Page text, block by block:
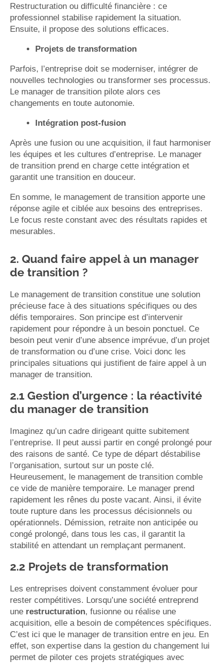
Restructuration ou difficulté financière : ce
professionnel stabilise rapidement la situation.
Ensuite, il propose des solutions efficaces.
Projets de transformation
Parfois, l’entreprise doit se moderniser, intégrer de
nouvelles technologies ou transformer ses processus.
Le manager de transition pilote alors ces
changements en toute autonomie.
Intégration post-fusion
Après une fusion ou une acquisition, il faut harmoniser
les équipes et les cultures d’entreprise. Le manager
de transition prend en charge cette intégration et
garantit une transition en douceur.
En somme, le management de transition apporte une
réponse agile et ciblée aux besoins des entreprises.
Le focus reste constant avec des résultats rapides et
mesurables.
2. Quand faire appel à un manager
de transition ?
Le management de transition constitue une solution
précieuse face à des situations spécifiques ou des
défis temporaires. Son principe est d’intervenir
rapidement pour répondre à un besoin ponctuel. Ce
besoin peut venir d’une absence imprévue, d’un projet
de transformation ou d’une crise. Voici donc les
principales situations qui justifient de faire appel à un
manager de transition.
2.1 Gestion d’urgence : la réactivité
du manager de transition
Imaginez qu’un cadre dirigeant quitte subitement
l’entreprise. Il peut aussi partir en congé prolongé pour
des raisons de santé. Ce type de départ déstabilise
l’organisation, surtout sur un poste clé.
Heureusement, le management de transition comble
ce vide de manière temporaire. Le manager prend
rapidement les rênes du poste vacant. Ainsi, il évite
toute rupture dans les processus décisionnels ou
opérationnels. Démission, retraite non anticipée ou
congé prolongé, dans tous les cas, il garantit la
stabilité en attendant un remplaçant permanent.
2.2 Projets de transformation
Les entreprises doivent constamment évoluer pour
rester compétitives. Lorsqu’une société entreprend
une restructuration, fusionne ou réalise une
acquisition, elle a besoin de compétences spécifiques.
C’est ici que le manager de transition entre en jeu. En
effet, son expertise dans la gestion du changement lui
permet de piloter ces projets stratégiques avec